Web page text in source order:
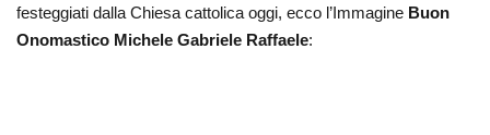
festeggiati dalla Chiesa cattolica oggi, ecco l’Immagine Buon
Onomastico Michele Gabriele Raffaele: